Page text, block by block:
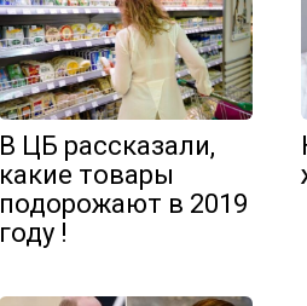
В ЦБ рассказали,
какие товары
подорожают в 2019
году !